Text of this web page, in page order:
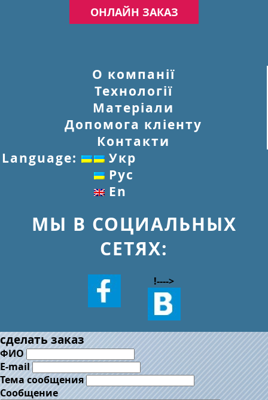
ОНЛАЙН ЗАКАЗ
О компанії
Технології
Матеріали
Допомога кліенту
Контакти
Language:
Укр
Рус
En
МЫ В СОЦИАЛЬНЫХ
СЕТЯХ:
!---->
сделать заказ
ФИО
E-mail
Тема сообщения
Сообщение